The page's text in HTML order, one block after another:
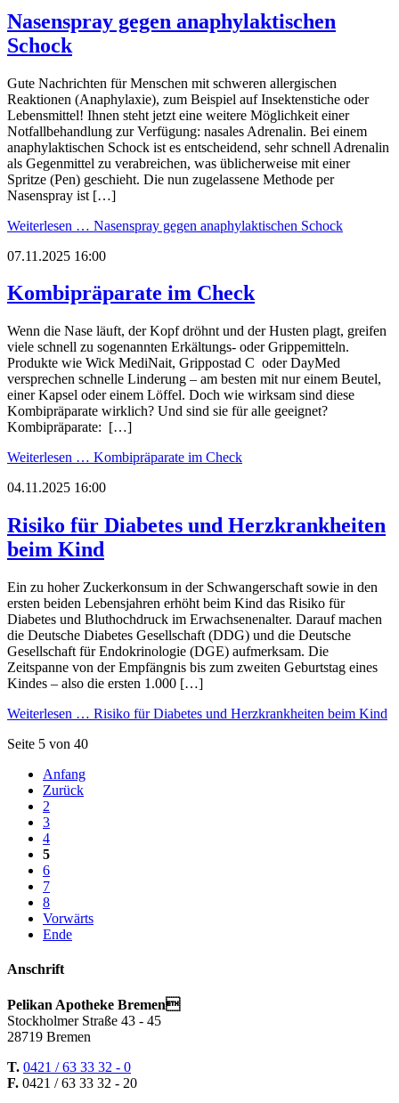
Nasenspray gegen anaphylaktischen
Schock
Gute Nachrichten für Menschen mit schweren allergischen
Reaktionen (Anaphylaxie), zum Beispiel auf Insektenstiche oder
Lebensmittel! Ihnen steht jetzt eine weitere Möglichkeit einer
Notfallbehandlung zur Verfügung: nasales Adrenalin. Bei einem
anaphylaktischen Schock ist es entscheidend, sehr schnell Adrenalin
als Gegenmittel zu verabreichen, was üblicherweise mit einer
Spritze (Pen) geschieht. Die nun zugelassene Methode per
Nasenspray ist […]
Weiterlesen … Nasenspray gegen anaphylaktischen Schock
07.11.2025 16:00
Kombipräparate im Check
Wenn die Nase läuft, der Kopf dröhnt und der Husten plagt, greifen
viele schnell zu sogenannten Erkältungs- oder Grippemitteln.
Produkte wie Wick MediNait, Grippostad C oder DayMed
versprechen schnelle Linderung – am besten mit nur einem Beutel,
einer Kapsel oder einem Löffel. Doch wie wirksam sind diese
Kombipräparate wirklich? Und sind sie für alle geeignet?
Kombipräparate: […]
Weiterlesen … Kombipräparate im Check
04.11.2025 16:00
Risiko für Diabetes und Herzkrankheiten
beim Kind
Ein zu hoher Zuckerkonsum in der Schwangerschaft sowie in den
ersten beiden Lebensjahren erhöht beim Kind das Risiko für
Diabetes und Bluthochdruck im Erwachsenenalter. Darauf machen
die Deutsche Diabetes Gesellschaft (DDG) und die Deutsche
Gesellschaft für Endokrinologie (DGE) aufmerksam. Die
Zeitspanne von der Empfängnis bis zum zweiten Geburtstag eines
Kindes – also die ersten 1.000 […]
Weiterlesen … Risiko für Diabetes und Herzkrankheiten beim Kind
Seite 5 von 40
Anfang
Zurück
2
3
4
5
6
7
8
Vorwärts
Ende
Anschrift
Pelikan Apotheke Bremen
Stockholmer Straße 43 - 45
28719 Bremen
T. 0421 / 63 33 32 - 0
F. 0421 / 63 33 32 - 20